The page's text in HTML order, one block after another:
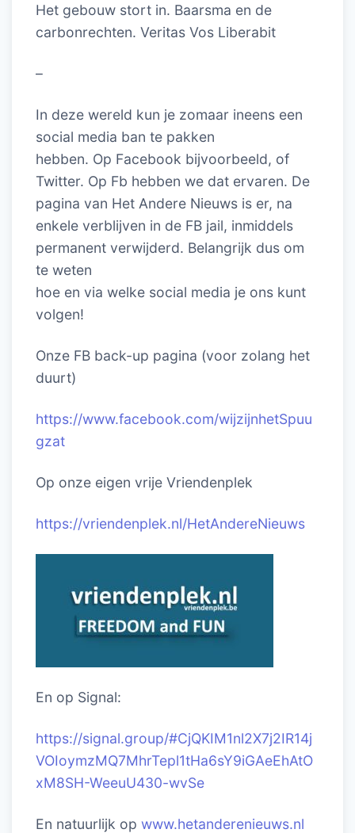
Het gebouw stort in. Baarsma en de
carbonrechten. Veritas Vos Liberabit
–
In deze wereld kun je zomaar ineens een
social media ban te pakken
hebben. Op Facebook bijvoorbeeld, of
Twitter. Op Fb hebben we dat ervaren. De
pagina van Het Andere Nieuws is er, na
enkele verblijven in de FB jail, inmiddels
permanent verwijderd. Belangrijk dus om
te weten
hoe en via welke social media je ons kunt
volgen!
Onze FB back-up pagina (voor zolang het
duurt)
https://www.facebook.com/wijzijnhetSpuu
gzat
Op onze eigen vrije Vriendenplek
https://vriendenplek.nl/HetAndereNieuws
En op Signal:
https://signal.group/#CjQKIM1nl2X7j2IR14j
VOIoymzMQ7MhrTepl1tHa6sY9iGAeEhAtO
xM8SH-WeeuU430-wvSe
En natuurlijk op www.hetanderenieuws.nl